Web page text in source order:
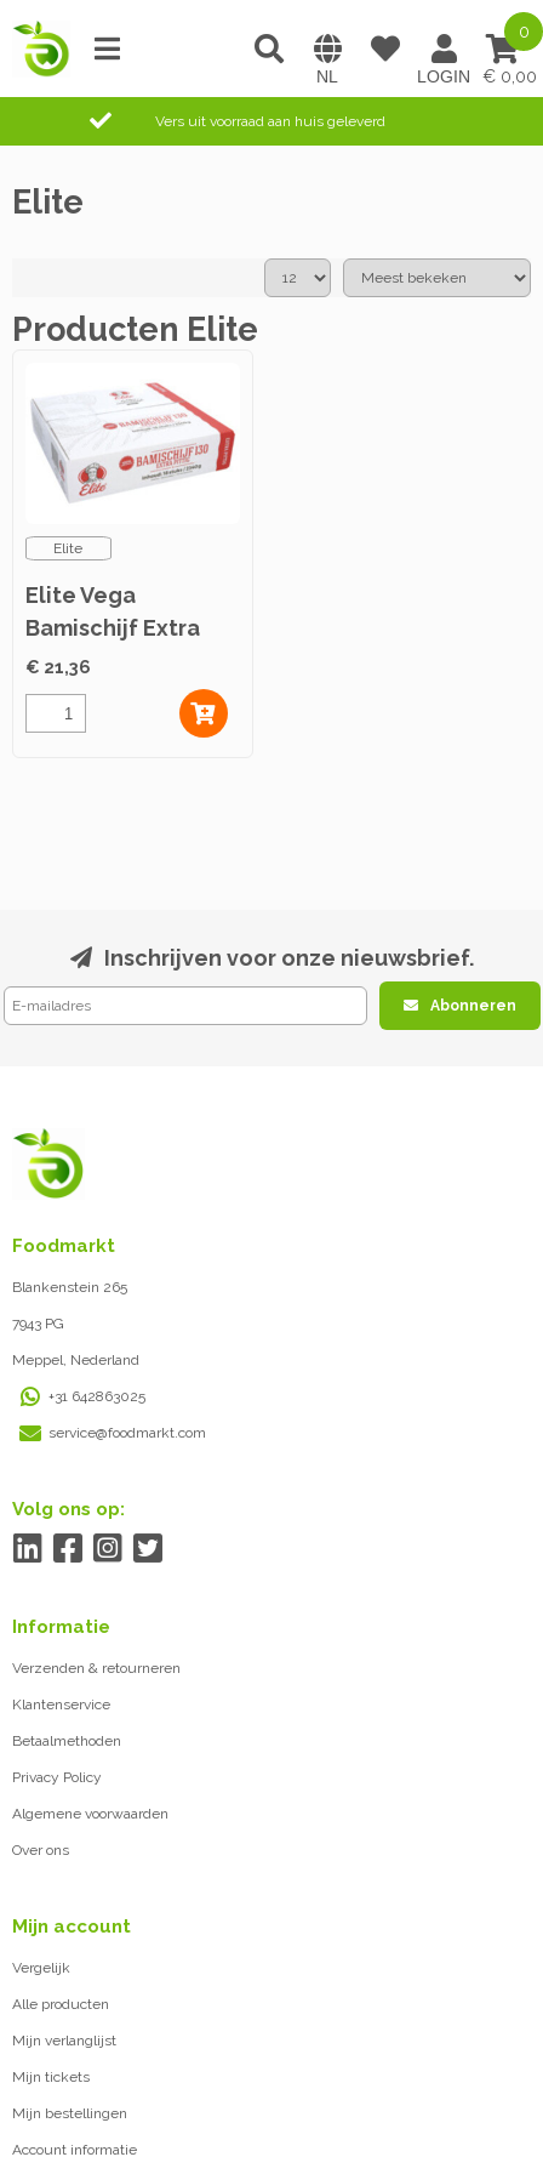
0,00
0
Vers uit voorraad aan huis geleverd
Elite
Producten Elite
Elite
Elite Vega
Bamischijf Extra
Pittig ca. 18x130g
€ 21,36
Inschrijven voor onze nieuwsbrief.
Abonneren
Foodmarkt
Blankenstein 265
7943 PG
Meppel, Nederland
+31 642863025
service@foodmarkt.com
Volg ons op:
Informatie
Verzenden & retourneren
Klantenservice
Betaalmethoden
Privacy Policy
Algemene voorwaarden
Over ons
Mijn account
Vergelijk
Alle producten
Mijn verlanglijst
Mijn tickets
Mijn bestellingen
Account informatie